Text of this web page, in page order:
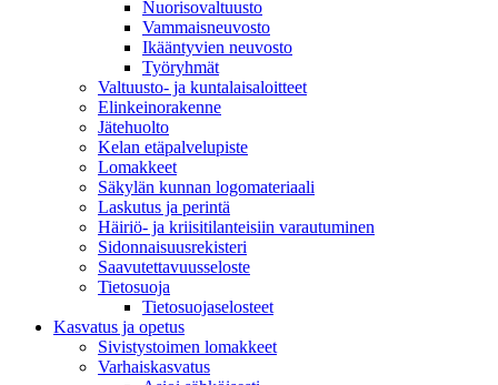
Nuorisovaltuusto
Vammaisneuvosto
Ikääntyvien neuvosto
Työryhmät
Valtuusto- ja kuntalaisaloitteet
Elinkeinorakenne
Jätehuolto
Kelan etäpalvelupiste
Lomakkeet
Säkylän kunnan logomateriaali
Laskutus ja perintä
Häiriö- ja kriisitilanteisiin varautuminen
Sidonnaisuusrekisteri
Saavutettavuusseloste
Tietosuoja
Tietosuojaselosteet
Kasvatus ja opetus
Sivistystoimen lomakkeet
Varhaiskasvatus